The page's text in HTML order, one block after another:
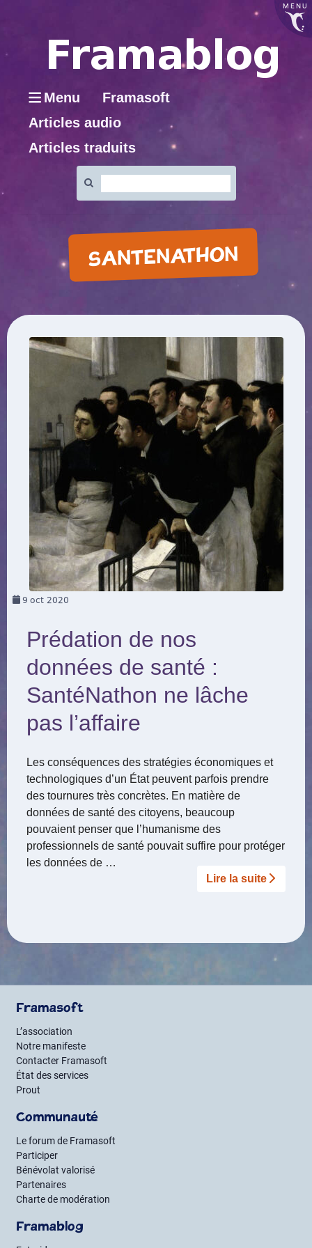
MENU
Menu
Framasoft
Articles audio
Articles traduits
:
SANTENATHON
9 oct 2020
Prédation de nos
données de santé :
SantéNathon ne lâche
pas l’affaire
Les conséquences des stratégies économiques et
technologiques d’un État peuvent parfois prendre
des tournures très concrètes. En matière de
données de santé des citoyens, beaucoup
pouvaient penser que l’humanisme des
professionnels de santé pouvait suffire pour protéger
les données de …
Lire la suite­­
Framasoft
L’association
Notre manifeste
Contacter Framasoft
État des services
Prout
Communauté
Le forum de Framasoft
Participer
Bénévolat valorisé
Partenaires
Charte de modération
Framablog